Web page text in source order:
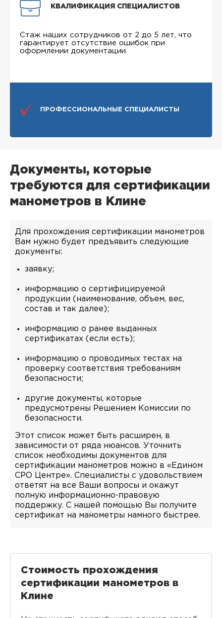
КВАЛИФИКАЦИЯ СПЕЦИАЛИСТОВ
Стаж наших сотрудников от 2 до 5 лет, что
гарантирует отсутствие ошибок при
оформлении документации.
ПРОФЕССИОНАЛЬНЫЕ СПЕЦИАЛИСТЫ
Документы, которые
требуются для сертификации
манометров в Клине
Для прохождения сертификации манометров
Вам нужно будет предъявить следующие
документы:
заявку;
информацию о сертифицируемой
продукции (наименование, объем, вес,
состав и так далее);
информацию о ранее выданных
сертификатах (если есть);
информацию о проводимых тестах на
проверку соответствия требованиям
безопасности;
другие документы, которые
предусмотрены Решением Комиссии по
безопасности.
Этот список может быть расширен, в
зависимости от ряда нюансов. Уточнить
список необходимы документов для
сертификации манометров можно в «Едином
СРО Центре». Специалисты с удовольствием
ответят на все Ваши вопросы и окажут
полную информационно-правовую
поддержку. С нашей помощью Вы получите
сертификат на манометры намного быстрее.
Стоимость прохождения
сертификации манометров в
Клине